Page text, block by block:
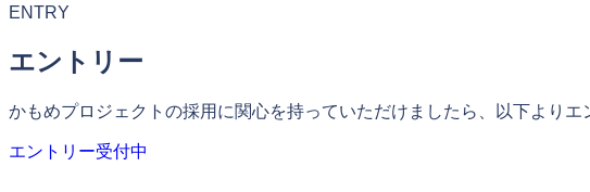
ENTRY
エントリー
かもめプロジェクトの採用に関心を持っていただけましたら、以下よりエ
エントリー受付中